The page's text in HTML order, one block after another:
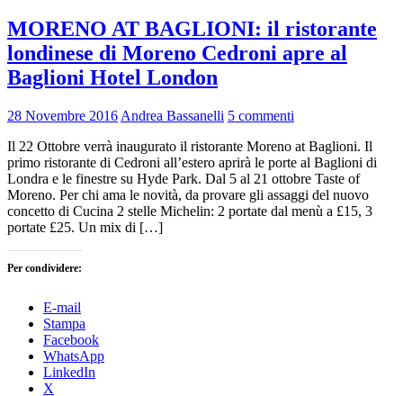
MORENO AT BAGLIONI: il ristorante
londinese di Moreno Cedroni apre al
Baglioni Hotel London
28 Novembre 2016 Andrea Bassanelli 5 commenti
Il 22 Ottobre verrà inaugurato il ristorante Moreno at Baglioni. Il
primo ristorante di Cedroni all’estero aprirà le porte al Baglioni di
Londra e le finestre su Hyde Park. Dal 5 al 21 ottobre Taste of
Moreno. Per chi ama le novità, da provare gli assaggi del nuovo
concetto di Cucina 2 stelle Michelin: 2 portate dal menù a £15, 3
portate £25. Un mix di […]
Per condividere:
E-mail
Stampa
Facebook
WhatsApp
LinkedIn
X